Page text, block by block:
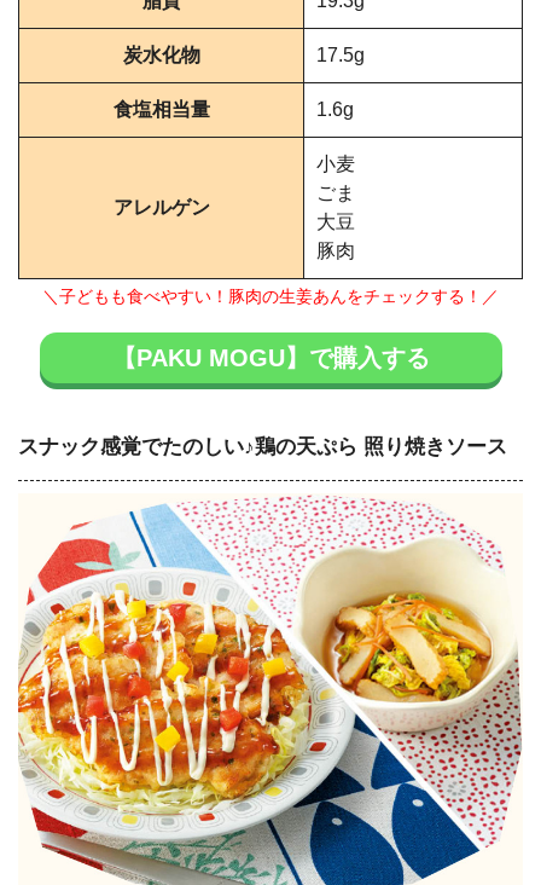
炭水化物 17.5g
食塩相当量 1.6g
アレルゲン
小麦
ごま
大豆
豚肉
＼子どもも食べやすい！豚肉の生姜あんをチェックする！／
【PAKU MOGU】で購入する
スナック感覚でたのしい♪鶏の天ぷら 照り焼きソース